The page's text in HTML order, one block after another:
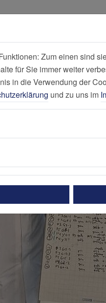
Zum einen sind
für Sie immer weiter
in die Verwendung der
und zu uns im